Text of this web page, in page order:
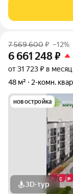
на разные
квартире
7 569 600₽ –12%
6 661 248₽
от 31 723 ₽ в месяц
48 м²
2-комн.
новостройка
3D-тур